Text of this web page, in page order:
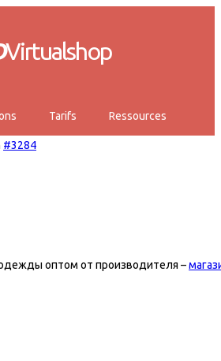
Virtualshop
Tarifs Ressources
#3284
оптом от производителя –